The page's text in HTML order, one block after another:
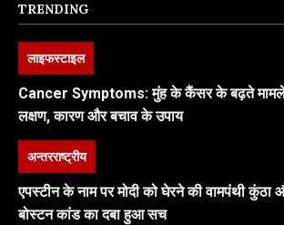
TRENDING
लाइफस्टाइल
Cancer Symptoms: मुंह के कैंसर के बढ़ते
लक्षण, कारण और बचाव के उपाय
अन्तरराष्ट्रीय
एपस्टीन के नाम पर मोदी को घेरने की वामपंथी कुंठा
बोस्टन कांड का दबा हुआ सच